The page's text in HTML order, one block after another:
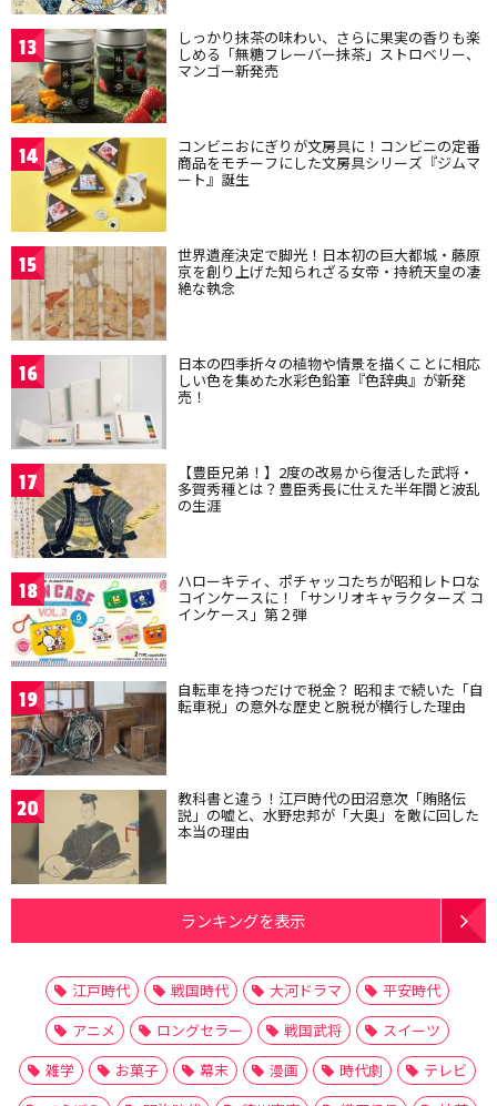
13 しっかり抹茶の味わい、さらに果実の香りも楽
しめる「無糖フレーバー抹茶」ストロベリー、
マンゴー新発売
14 コンビニおにぎりが文房具に！コンビニの定番
商品をモチーフにした文房具シリーズ『ジムマ
ート』誕生
15 世界遺産決定で脚光！日本初の巨大都城・藤原
京を創り上げた知られざる女帝・持統天皇の凄
絶な執念
16 日本の四季折々の植物や情景を描くことに相応
しい色を集めた水彩色鉛筆『色辞典』が新発
売！
17 【豊臣兄弟！】2度の改易から復活した武将・
多賀秀種とは？豊臣秀長に仕えた半年間と波乱
の生涯
18 ハローキティ、ポチャッコたちが昭和レトロな
コインケースに！「サンリオキャラクターズ コ
インケース」第２弾
19 自転車を持つだけで税金？ 昭和まで続いた「自
転車税」の意外な歴史と脱税が横行した理由
20 教科書と違う！江戸時代の田沼意次「賄賂伝
説」の嘘と、水野忠邦が「大奥」を敵に回した
本当の理由
ランキングを表示
江戸時代 戦国時代 大河ドラマ
平安時代
アニメ
ロングセラー 戦国武将
スイーツ
雑学
お菓子 幕末 漫画 時代劇
テレビ